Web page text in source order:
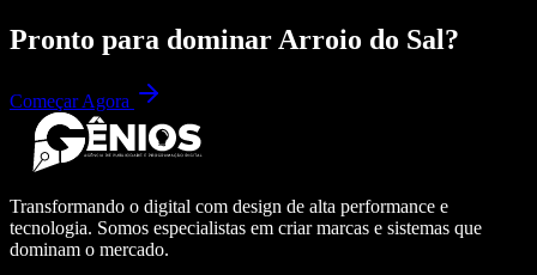
Pronto para dominar Arroio do Sal?
Começar Agora
Transformando o digital com design de alta performance e
tecnologia. Somos especialistas em criar marcas e sistemas que
dominam o mercado.